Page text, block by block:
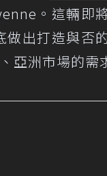
。這輛即
出打造與否
亞洲市場的需